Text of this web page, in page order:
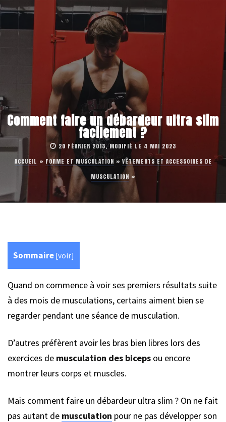
Comment faire un débardeur ultra slim
facilement ?
20 FÉVRIER 2013, MODIFIÉ LE 4 MAI 2023
ACCUEIL » FORME ET MUSCULATION » VÊTEMENTS ET ACCESSOIRES DE
MUSCULATION »
Sommaire [voir]
Quand on commence à voir ses premiers résultats suite
à des mois de musculations, certains aiment bien se
regarder pendant une séance de musculation.
D’autres préfèrent avoir les bras bien libres lors des
exercices de musculation des biceps ou encore
montrer leurs corps et muscles.
Mais comment faire un débardeur ultra slim ? On ne fait
pas autant de musculation pour ne pas développer son